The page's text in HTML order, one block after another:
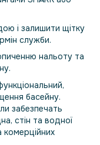
і залишити щітку
служби.
нальоту та
басейну.
забезпечать
стін та водної
комерційних